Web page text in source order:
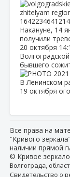
Накануне, 14
получили
20 октября
бывшего
В Ленинском
19 октября
Все права на
"Кривого
наличии прямой
© Кривое
Волгограда,
Свидетельство о